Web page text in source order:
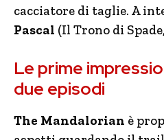
cacciatore di taglie. A
Pascal (Il Trono di
Le prime
due episodi
The Mandalorian è